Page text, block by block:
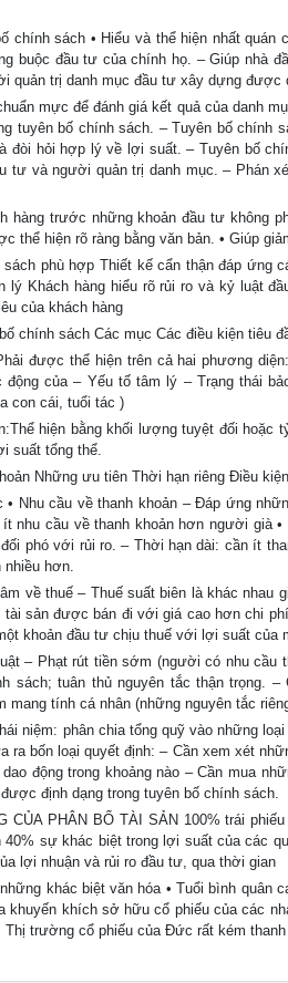
chính sách • Hiểu và thể hiện nhất
buộc đầu tư của chính họ. – Giúp nhà
quản trị danh mục đầu tư xây dựng
mực để đánh giá kết quả của danh
tuyên bố chính sách. – Tuyên bố chính
đòi hỏi hợp lý về lợi suất. – Tuyên bố
tư và người quản trị danh mục. – Phán
hàng trước những khoản đầu tư không
thể hiện rõ ràng bằng văn bản. • Giúp
sách phù hợp Thiết kế cẩn thận đáp ứng
lý Khách hàng hiểu rõ rủi ro và kỷ luật
của khách hàng
chính sách Các mục Các điều kiện tiêu
được thể hiện trên cả hai phương
động của – Yếu tố tâm lý – Trạng thái
con cái, tuổi tác )
hiện bằng khối lượng tuyệt đối hoặc
suất tổng thể.
Những ưu tiên Thời hạn riêng Điều
• Nhu cầu về thanh khoản – Đáp ứng
nhu cầu về thanh khoản hơn người già
phó với rủi ro. – Thời hạn dài: cần ít
nhiều hơn.
về thuế – Thuế suất biên là khác
tài sản được bán đi với giá cao hơn chi
khoản đầu tư chịu thuế với lợi suất
– Phạt rút tiền sớm (người có nhu
sách; tuân thủ nguyên tắc thận trọng.
mang tính cá nhân (những nguyên tắc
niệm: phân chia tổng quỹ vào những
ra bốn loại quyết định: – Cần xem xét
động trong khoảng nào – Cần mua
định dạng trong tuyên bố chính sách.
CỦA PHÂN BỔ TÀI SẢN 100% trái
40% sự khác biệt trong lợi suất của các
lợi nhuận và rủi ro đầu tư, qua thời gian
khác biệt văn hóa • Tuổi bình
khuyến khích sở hữu cổ phiếu của các
Thị trường cổ phiếu của Đức rất kém thanh